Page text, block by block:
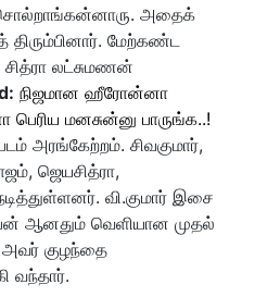
சொல்றாங்கன்னாரு. அதைக்
மேற்கண்ட
சித்ரா லட்சுமணன்
நிஜமான ஹீரோன்னா
மனசுன்னு பாருங்க..!
அரங்கேற்றம். சிவகுமார்,
ஜெயசித்ரா,
வி.குமார் இசை
ஆனதும் வெளியான முதல்
குழந்தை
வந்தார்.